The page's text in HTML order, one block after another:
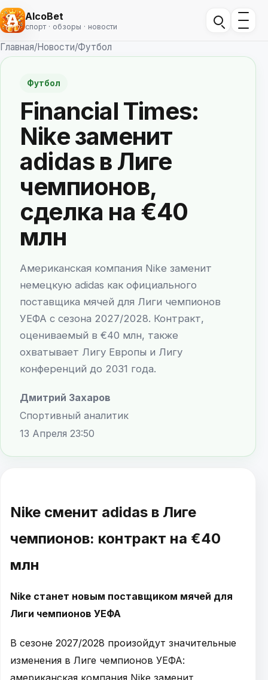
AlcoBet
спорт · обзоры · новости
Главная/Новости/Футбол
Футбол
Financial Times:
Nike заменит
adidas в Лиге
чемпионов,
сделка на €40
млн
Американская компания Nike заменит
немецкую adidas как официального
поставщика мячей для Лиги чемпионов
УЕФА с сезона 2027/2028. Контракт,
оцениваемый в €40 млн, также
охватывает Лигу Европы и Лигу
конференций до 2031 года.
Дмитрий Захаров
Спортивный аналитик
13 Апреля 23:50
Nike сменит adidas в Лиге
чемпионов: контракт на €40
млн
Nike станет новым поставщиком мячей для
Лиги чемпионов УЕФА
В сезоне 2027/2028 произойдут значительные
изменения в Лиге чемпионов УЕФА:
американская компания Nike заменит